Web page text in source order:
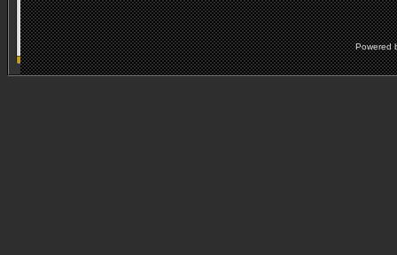
Powered